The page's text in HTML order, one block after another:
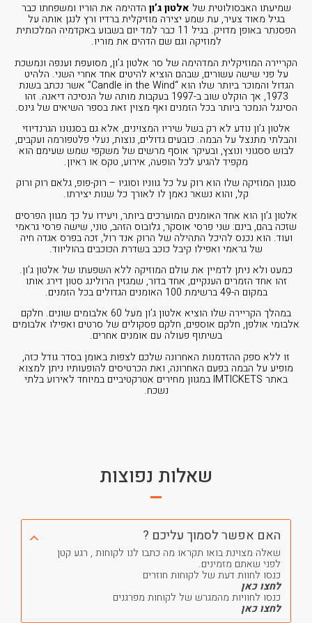
שמיעתו האבסולוטית של אלטון ג’ון הדהימה את הוריו ומשפחתו כבר
בגיל מאוד צעיר, עת שמע יצירה מוזיקלית ברדיו ורץ לנגן אותה על
הפסנתר באופן מדויק. בגיל 11 כבר למד יום בשבוע באקדמיה המלכותית
למוזיקה וגם שם הדהים את מוריו.
הקריירה המוזיקלית המדהימה של סר אלטון ג’ון, מסועפת וענפה ונמשכת
על פני שישה עשורים, שבהם הוציא להיטים אחד אחרי השני. הלהיט
הגדול והמוכר ביותר שלו הוא “Candle in the Wind” אשר נכתב בשנת
1973, אך הוקלט שוב ב-1997 בעקבות מותה של הנסיכה דיאנה. זהו
הסינגל הנמכר ביותר בכל הזמנים ואף מצוין זאת בספר השיאים של גינס.
אלטון ג’ון נודע לא רק בשל שיריו המצוינים, אלא גם בסגנונו הגרנדיוזי
והבלתי מתנצל על הבמה. כובעים גדולים, נוצות, נעלי פלטפורמה ועקבים,
לבוש ססגוני ונוצץ, ובעיקר אוסף מרשים של משקפי שמש שעימם הוא
מקפיד להגיע לכל הופעה, אירוע, טקס או ראיון.
סגנון המוזיקה שלו הוא רוק על כל גווניו וסוגיו – רוק-פופ, גלאם רוק ורוק
קל, והוא נשאר נאמן לו לאורך כל שנות יצירתו.
אלטון ג’ון הוא אחד האומנים המוערכים ביותר, ויעידו על כך מגוון הפרסים
שזכה בהם, בינם: שני פרסי אוסקר, גלובוס הזהב, טוני, שישה פרסי גראמי
ועוד. הוא נכנס להיכל התהילה של הרוק אנד רול, זכה בפרס אגדה חיה
של גראמי ואפילו קיבל כוכב בשדרת הכוכבים בהוליווד.
כמעט ולא ניתן לדמיין את עולם המוזיקה ללא השפעתו של אלטון ג’ון.
זהו אחד הזמרים הענקיים, אחד בדור, שמגזין הרולינג סטון דירג אותו
במקום ה-49 ברשימת 100 האומנים הגדולים בכל הזמנים.
במהלך הקריירה שלו הוציא אלטון ג’ון מעל 60 אלבומים שונים. חלקם
אלבומי אולפן, חלקם אוספים, חלקם פסקולים של סרטים ואפילו אלבומים
בשיתוף פעולה עם אומנים אחרים.
זו ללא ספק ההזדמנות האחרונה שלכם לצפות באומן בסדר גודל כזה,
מופיע על הבמה בפעם האחרונה, ואת הכרטיסים להופעותיו ניתן למצוא
באתר IMTICKETS במגוון מחירים אטרקטיביים במיוחד לאירוע בלתי
נשכח.
שאלות נפוצות
האם אפשר לסמוך עליכם ?
שאלה מצוינת בואו תקראו מה כתבו לנו לקוחות , רגע קטן
לפני שאתם מזמינים.
כנסו לחוות דעת של לקוחות חוזרים
לחצו כאן
כנסו לחוויות מהמגרש של לקוחות מפרגנים
לחצו כאן